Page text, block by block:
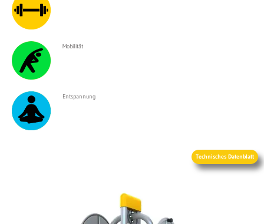
Mobilität
Entspannung
Technisches Datenblatt